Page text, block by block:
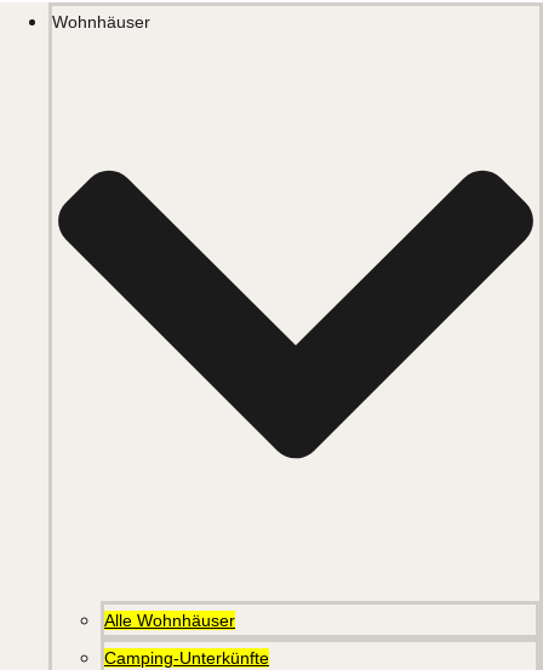
Wohnhäuser
Alle Wohnhäuser
Camping-Unterkünfte